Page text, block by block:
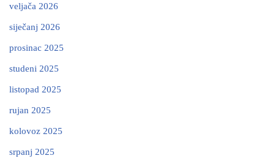
veljača 2026
siječanj 2026
prosinac 2025
studeni 2025
listopad 2025
rujan 2025
kolovoz 2025
srpanj 2025